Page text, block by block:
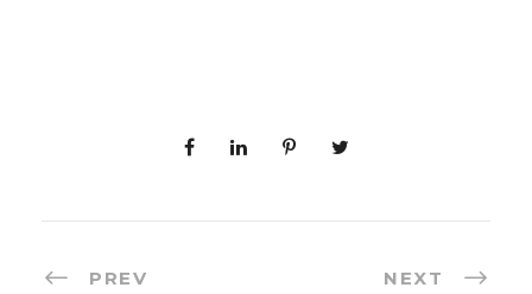
PREV NEXT